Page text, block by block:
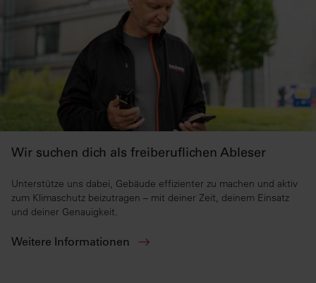
Wir suchen dich als freiberuflichen Ableser
Unterstütze uns dabei, Gebäude effizienter zu machen und aktiv
zum Klimaschutz beizutragen – mit deiner Zeit, deinem Einsatz
und deiner Genauigkeit.
Weitere Informationen